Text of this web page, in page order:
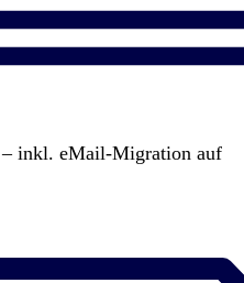
– inkl. eMail-Migration auf